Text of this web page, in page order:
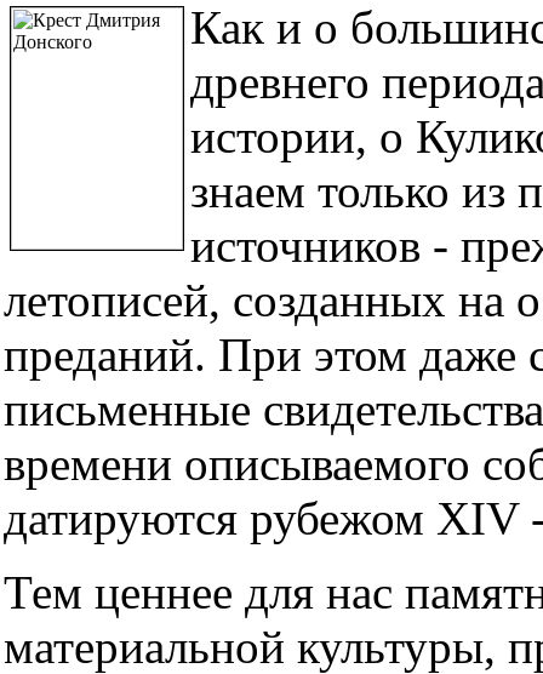
Как и о
древнего
истории, о
знаем только из
источников -
летописей, созданных на
преданий. При этом даже
письменные
времени описываемого
датируются рубежом XIV
Тем ценнее для нас
материальной культуры,